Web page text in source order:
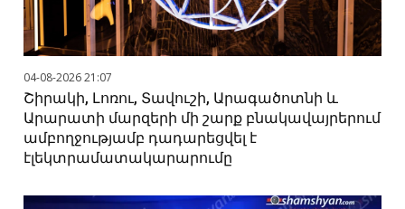
04-08-2026 21:07
Շիրակի, Լոռու, Տավուշի, Արագածոտնի և
Արարատի մարզերի մի շարք բնակավայրերում
ամբողջությամբ դադարեցվել է
էլեկտրամատակարարումը